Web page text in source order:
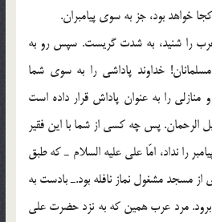
خواهد بود، جز به سوی پیامبران.
را شنید، به شدت گریست. سپس رو به
خداوند پاداشی را به سوی شما
را به عنوان پاداش قرار داده است
الرحمان. پس چه کسی از شما با این فقیر
را نداد، امّا علی علیه السلام ـ که طبق
مسجد مشغول نماز نافله بود.ـ بادست به
برود. مرد عرب همین که به نزد حضرت علی